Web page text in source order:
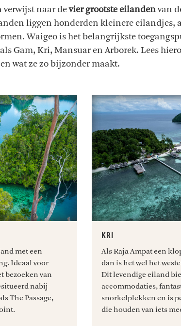
verwijst naar devier grootste eilandenvan
liggen honderden kleinere eilandjes,
Waigeo is het belangrijkste
Gam, Kri, Mansuar en Arborek. Lees
wat ze zo bijzonder maakt.
met een
Ideaal voor
bezoeken van
nabij
The Passage,
KRI
Als Raja Ampat een
dan is het wel het
Dit levendige eiland
accommodaties,
snorkelplekken en is
die houden van iets